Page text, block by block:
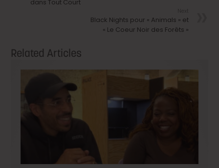
dans Tout Court
Black Nights pour « Animals » et
« Le Coeur Noir des Forêts »
Related Articles